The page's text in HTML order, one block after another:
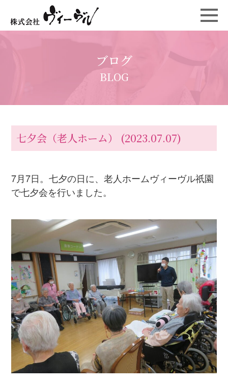
ブログ
BLOG
七夕会（老人ホーム） (2023.07.07)
7月7日。七夕の日に、老人ホームヴィーヴル祇園
で七夕会を行いました。